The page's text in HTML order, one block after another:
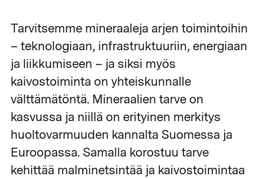
Tarvitsemme mineraaleja arjen toimintoihin
– teknologiaan, infrastruktuuriin, energiaan
ja liikkumiseen – ja siksi myös
kaivostoiminta on yhteiskunnalle
välttämätöntä. Mineraalien tarve on
kasvussa ja niillä on erityinen merkitys
huoltovarmuuden kannalta Suomessa ja
Euroopassa. Samalla korostuu tarve
kehittää malminetsintää ja kaivostoimintaa